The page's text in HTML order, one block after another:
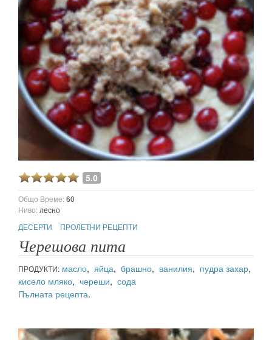
5.0
Общо Време:60
Ниво: лесно
ДЕСЕРТИ
ПРОЛЕТНИ РЕЦЕПТИ
Черешова пита
ПРОДУКТИ: масло, яйца, брашно, ванилия, пудра захар,
кисело мляко, череши, сода
Пълната рецепта.